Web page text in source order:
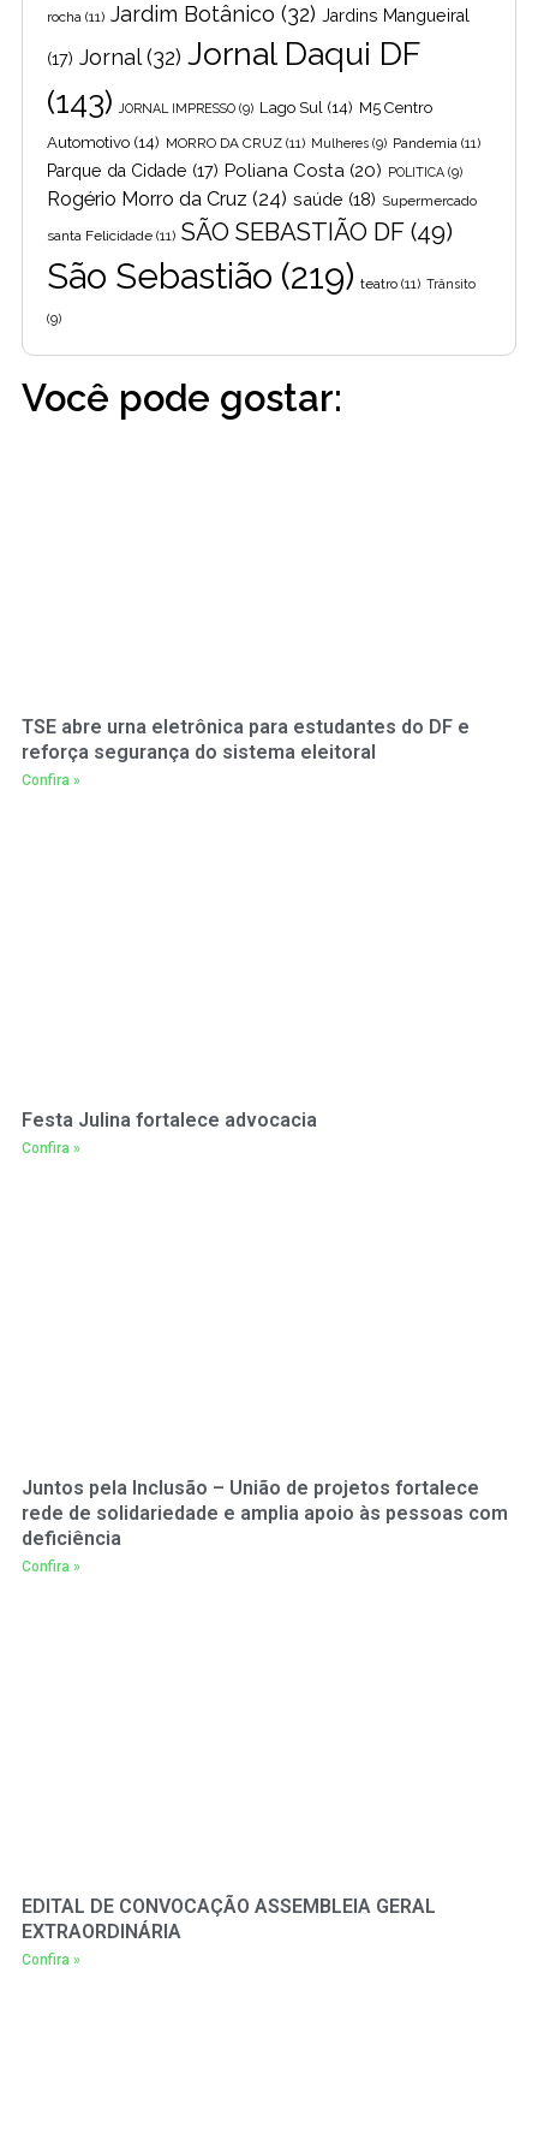
rocha (11) Jardim Botânico (32) Jardins Mangueiral
(17) Jornal(32) Jornal Daqui DF
(143)
JORNAL IMPRESSO (9) Lago Sul (14) M5 Centro
Automotivo (14) MORRO DA CRUZ (11) Mulheres (9) Pandemia (11)
Parque da Cidade (17) Poliana Costa (20) POLITICA (9)
Rogério Morro da Cruz (24) saúde (18) Supermercado
santa Felicidade (11) SÃO SEBASTIÃO DF (49)
São Sebastião (219) teatro (11) Trânsito
(9)
Você pode gostar:
TSE abre urna eletrônica para estudantes do DF e
reforça segurança do sistema eleitoral
Confira »
Festa Julina fortalece advocacia
Confira »
Juntos pela Inclusão – União de projetos fortalece
rede de solidariedade e amplia apoio às pessoas com
deficiência
Confira »
EDITAL DE CONVOCAÇÃO ASSEMBLEIA GERAL
EXTRAORDINÁRIA
Confira »